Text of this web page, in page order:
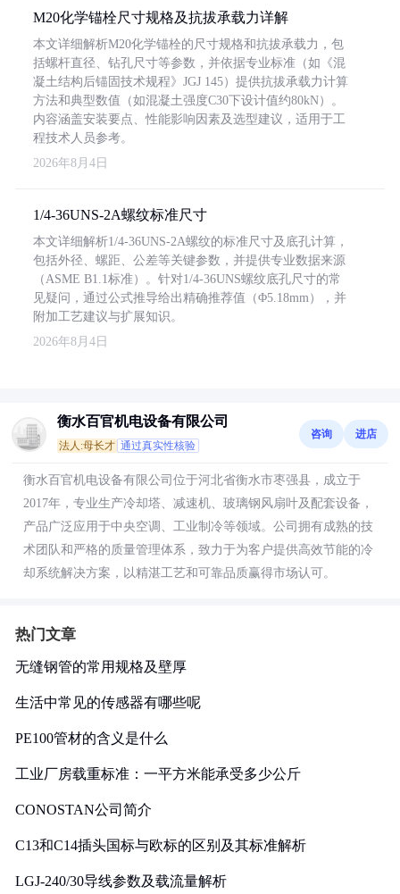
M20化学锚栓尺寸规格及抗拔承载力详解
本文详细解析M20化学锚栓的尺寸规格和抗拔承载力，包
括螺杆直径、钻孔尺寸等参数，并依据专业标准（如《混
凝土结构后锚固技术规程》JGJ 145）提供抗拔承载力计算
方法和典型数值（如混凝土强度C30下设计值约80kN）。
内容涵盖安装要点、性能影响因素及选型建议，适用于工
程技术人员参考。
2026年8月4日
1/4-36UNS-2A螺纹标准尺寸
本文详细解析1/4-36UNS-2A螺纹的标准尺寸及底孔计算，
包括外径、螺距、公差等关键参数，并提供专业数据来源
（ASME B1.1标准）。针对1/4-36UNS螺纹底孔尺寸的常
见疑问，通过公式推导给出精确推荐值（Φ5.18mm），并
附加工艺建议与扩展知识。
2026年8月4日
衡水百官机电设备有限公司
法人:母长才 通过真实性核验
咨询 进店
衡水百官机电设备有限公司位于河北省衡水市枣强县，成立于
2017年，专业生产冷却塔、减速机、玻璃钢风扇叶及配套设备，
产品广泛应用于中央空调、工业制冷等领域。公司拥有成熟的技
术团队和严格的质量管理体系，致力于为客户提供高效节能的冷
却系统解决方案，以精湛工艺和可靠品质赢得市场认可。
热门文章
无缝钢管的常用规格及壁厚
生活中常见的传感器有哪些呢
PE100管材的含义是什么
工业厂房载重标准：一平方米能承受多少公斤
CONOSTAN公司简介
C13和C14插头国标与欧标的区别及其标准解析
LGJ-240/30导线参数及载流量解析